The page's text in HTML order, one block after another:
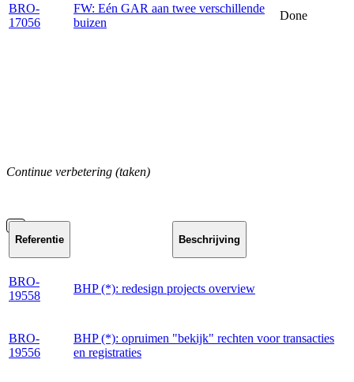
BRO-
17056
FW: Eén GAR aan twee verschillende
buizen
Done
Continue verbetering (taken)
Referentie Beschrijving
BRO-
19558
BHP (*): redesign projects overview
BRO-
19556
BHP (*): opruimen "bekijk" rechten voor transacties
en registraties